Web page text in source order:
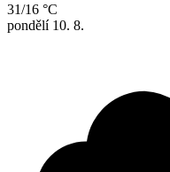
31/16 °C
pondělí 10. 8.